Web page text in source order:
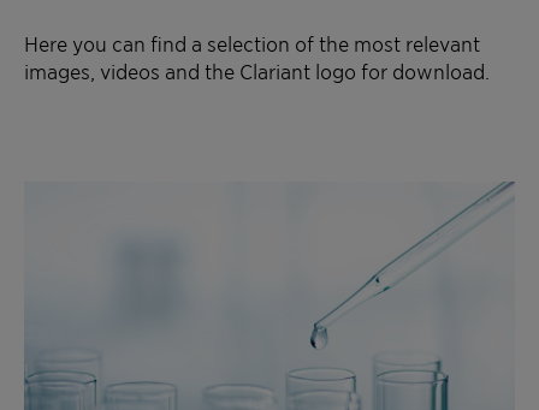
Here you can find a selection of the most relevant
images, videos and the Clariant logo for download.